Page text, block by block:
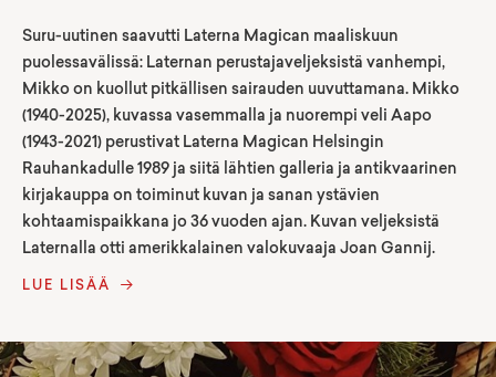
Suru-uutinen saavutti Laterna Magican maaliskuun
puolessavälissä: Laternan perustajaveljeksistä vanhempi,
Mikko on kuollut pitkällisen sairauden uuvuttamana. Mikko
(1940-2025), kuvassa vasemmalla ja nuorempi veli Aapo
(1943-2021) perustivat Laterna Magican Helsingin
Rauhankadulle 1989 ja siitä lähtien galleria ja antikvaarinen
kirjakauppa on toiminut kuvan ja sanan ystävien
kohtaamispaikkana jo 36 vuoden ajan. Kuvan veljeksistä
Laternalla otti amerikkalainen valokuvaaja Joan Gannij.
LUE LISÄÄ